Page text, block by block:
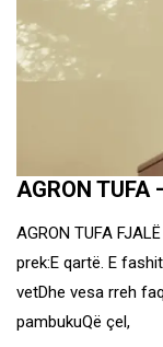
AGRON TUFA
AGRON TUFA
prek:E qartë. E
vetDhe vesa rreh
pambukuQë çel,